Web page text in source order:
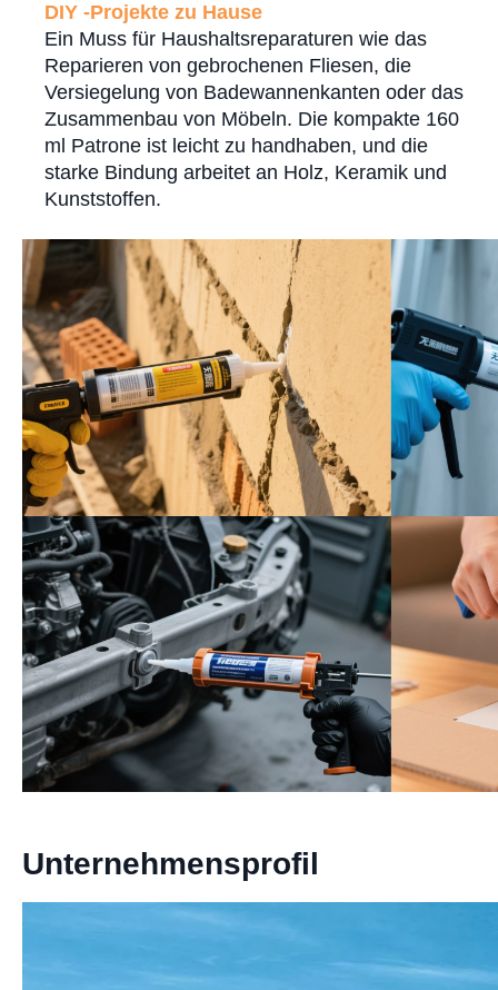
DIY -Projekte zu Hause
Ein Muss für Haushaltsreparaturen wie das
Reparieren von gebrochenen Fliesen, die
Versiegelung von Badewannenkanten oder das
Zusammenbau von Möbeln. Die kompakte 160
ml Patrone ist leicht zu handhaben, und die
starke Bindung arbeitet an Holz, Keramik und
Kunststoffen.
Unternehmensprofil